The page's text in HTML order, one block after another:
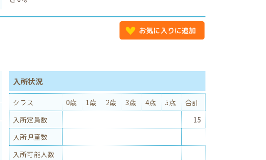
入所状況
クラス 0歳 1歳 2歳 3歳 4歳 5歳
合計
入所定員数
15
入所児童数
入所可能人数